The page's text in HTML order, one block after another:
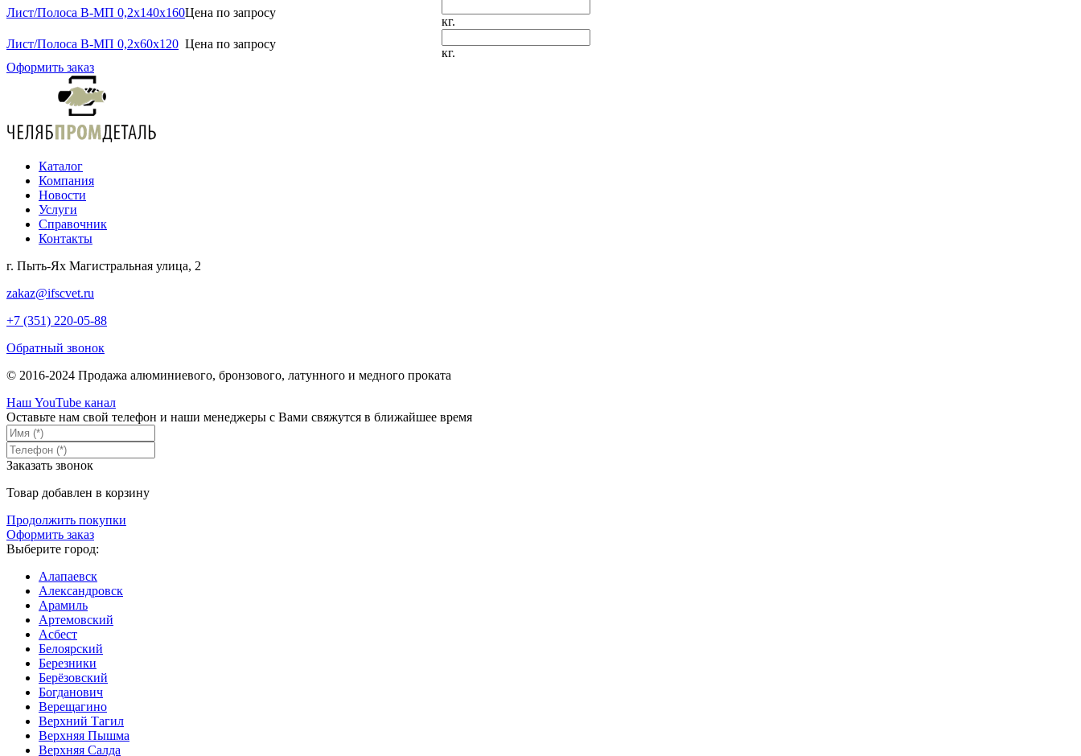
Лист/Полоса В-МП 0,2х140х160Цена по запросу
кг.
Лист/Полоса В-МП 0,2х60х120 Цена по запросу
кг.
Оформить заказ
Каталог
Компания
Новости
Услуги
Справочник
Контакты
г. Пыть-Ях Магистральная улица, 2
zakaz@ifscvet.ru
+7 (351) 220-05-88
Обратный звонок
© 2016-2024 Продажа алюминиевого, бронзового, латунного и медного проката
Наш YouTube канал
Оставьте нам свой телефон и наши менеджеры с Вами свяжутся в ближайшее время
Заказать звонок
Товар добавлен в корзину
Продолжить покупки
Оформить заказ
Выберите город:
Алапаевск
Александровск
Арамиль
Артемовский
Асбест
Белоярский
Березники
Берёзовский
Богданович
Верещагино
Верхний Тагил
Верхняя Пышма
Верхняя Салда